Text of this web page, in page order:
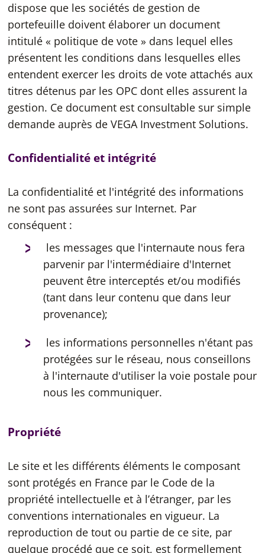
dispose que les sociétés de gestion de
portefeuille doivent élaborer un document
intitulé « politique de vote » dans lequel elles
présentent les conditions dans lesquelles elles
entendent exercer les droits de vote attachés aux
titres détenus par les OPC dont elles assurent la
gestion. Ce document est consultable sur simple
demande auprès de VEGA Investment Solutions.
Confidentialité et intégrité
La confidentialité et l'intégrité des informations
ne sont pas assurées sur Internet. Par
conséquent :
les messages que l'internaute nous fera
parvenir par l'intermédiaire d'Internet
peuvent être interceptés et/ou modifiés
(tant dans leur contenu que dans leur
provenance);
les informations personnelles n'étant pas
protégées sur le réseau, nous conseillons
à l'internaute d'utiliser la voie postale pour
nous les communiquer.
Propriété
Le site et les différents éléments le composant
sont protégés en France par le Code de la
propriété intellectuelle et à l’étranger, par les
conventions internationales en vigueur. La
reproduction de tout ou partie de ce site, par
quelque procédé que ce soit, est formellement